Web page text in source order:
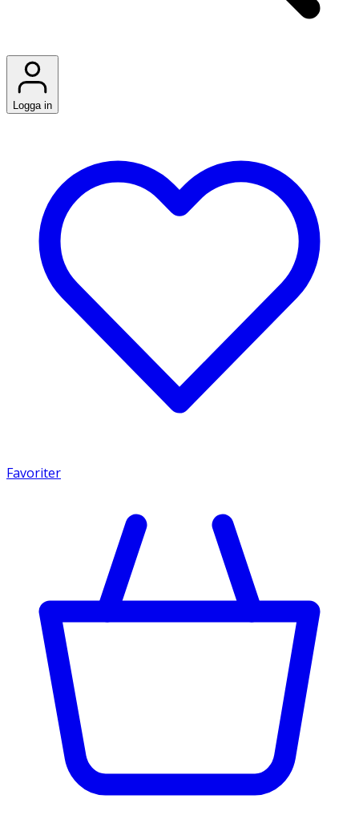
Logga in
Favoriter